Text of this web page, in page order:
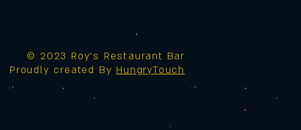
© 2023 Roy's Restaurant Bar
Proudly created By HungryTouch